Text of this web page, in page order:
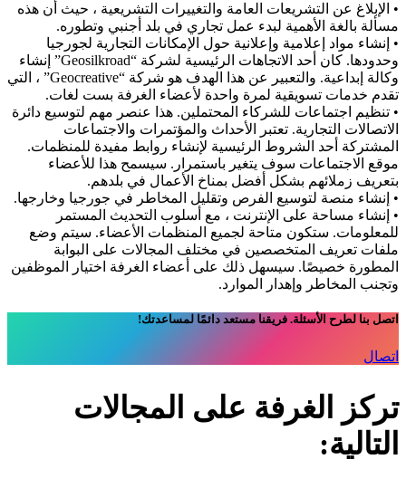
• الإبلاغ عن التشريعات العامة والتغييرات التشريعية ، حيث أن هذه
مسألة بالغة الأهمية لبدء عمل تجاري في بلد أجنبي وتطوره.
• إنشاء مواد إعلامية وإعلانية حول الإمكانات التجارية لجورجيا
وحدودها. كان أحد الاتجاهات الرئيسية لشركة “Geosilkroad” إنشاء
وكالة إبداعية. والتعبير عن هذا الهدف هو شركة “Geocreative” ، التي
تقدم خدمات تسويقية لمرة واحدة لأعضاء الغرفة بست لغات.
• تنظيم اجتماعات للشركاء المحتملين. هذا عنصر مهم لتوسيع دائرة
الاتصالات التجارية. تعتبر الأحداث والمؤتمرات والاجتماعات
المشتركة أحد الشروط الرئيسية لإنشاء روابط مفيدة للمنظمات.
موقع الاجتماعات سوف يتغير باستمرار. سيسمح هذا للأعضاء
بتعريف زملائهم بشكل أفضل بمناخ الأعمال في بلدهم.
• إنشاء منصة لتوسيع الفرص وتقليل المخاطر في جورجيا وخارجها.
• إنشاء مساحة على الإنترنت ، مع أسلوب التحديث المستمر
للمعلومات. ستكون متاحة لجميع المنظمات الأعضاء. سيتم وضع
ملفات تعريف المتخصصين في مختلف المجالات على البوابة
المطورة خصيصًا. سيسهل ذلك على أعضاء الغرفة اختيار الموظفين
وتجنب المخاطر وإهدار الموارد.
اتصل بنا لطرح الأسئلة. فريقنا مستعد دائمًا لمساعدتك!
اتصال
تركز الغرفة على المجالات
التالية: